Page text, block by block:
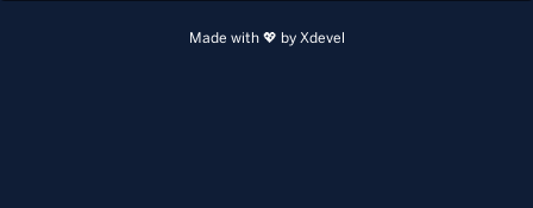
Made with 💖 by Xdevel